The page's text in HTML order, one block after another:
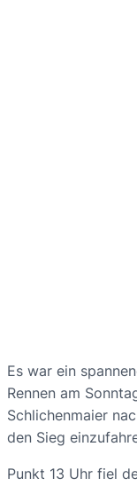
Es war ein
Rennen am
Schlichenmaier
den Sieg
Punkt 13 Uhr fiel